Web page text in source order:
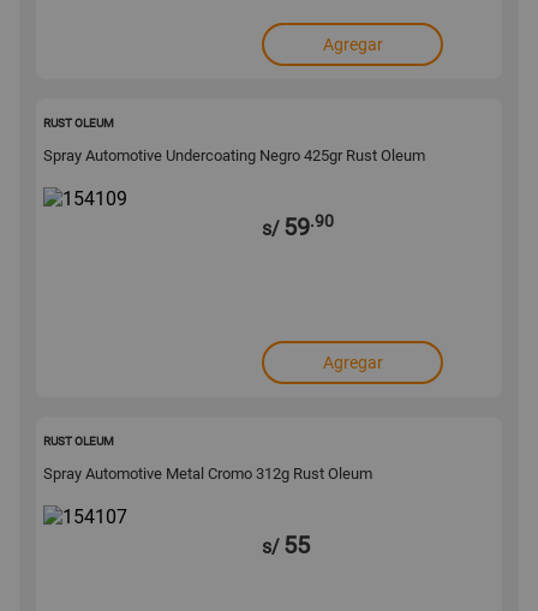
Agregar
RUST OLEUM
Spray Automotive Undercoating Negro 425gr Rust Oleum
s/ 59.90
Agregar
RUST OLEUM
Spray Automotive Metal Cromo 312g Rust Oleum
s/ 55